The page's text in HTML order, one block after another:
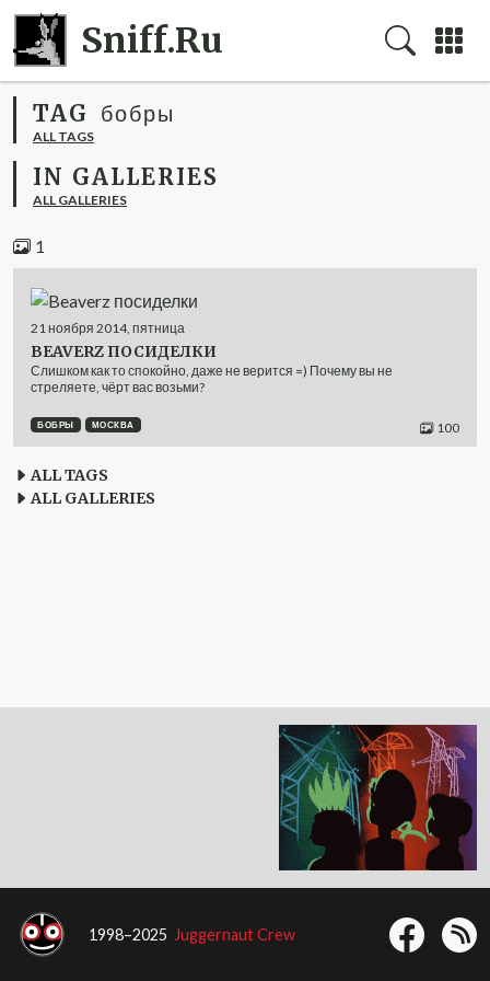
Sniff.Ru
TAG бобры
ALL TAGS
IN GALLERIES
ALL GALLERIES
1
21 ноября 2014, пятница
BEAVERZ ПОСИДЕЛКИ
Слишком как то спокойно, даже не верится =) Почему вы не
стреляете, чёрт вас возьми?
БОБРЫ МОСКВА 100
ALL TAGS
ALL GALLERIES
1998–2025 Juggernaut Crew